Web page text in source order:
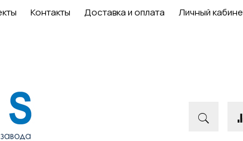
Контакты Доставка и оплата Личный